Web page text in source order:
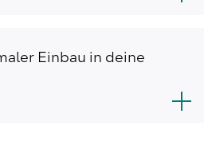
Einbau in deine